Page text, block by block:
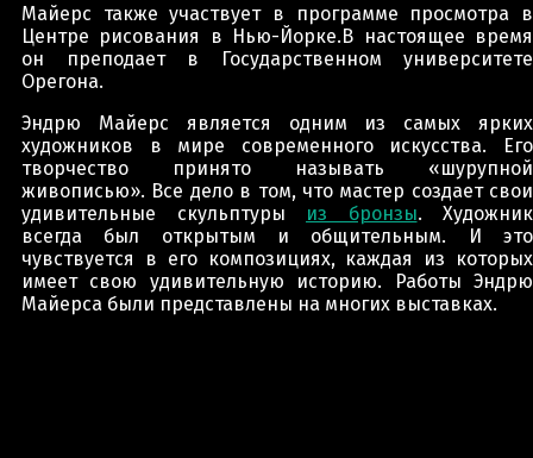
Майерс также участвует в программе просмотра в
Центре рисования в Нью-Йорке.В настоящее время
он преподает в Государственном университете
Орегона.
Эндрю Майерс является одним из самых ярких
художников в мире современного искусства. Его
творчество принято называть «шурупной
живописью». Все дело в том, что мастер создает свои
удивительные скульптуры
из бронзы. Художник
всегда был открытым и общительным. И это
чувствуется в его композициях, каждая из которых
имеет свою удивительную историю. Работы Эндрю
Майерса были представлены на многих выставках.